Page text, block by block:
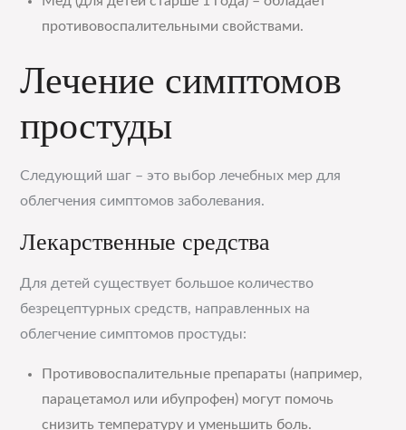
противовоспалительными свойствами.
Лечение симптомов
простуды
Следующий шаг – это выбор лечебных мер для
облегчения симптомов заболевания.
Лекарственные средства
Для детей существует большое количество
безрецептурных средств, направленных на
облегчение симптомов простуды:
Противовоспалительные препараты (например,
парацетамол или ибупрофен) могут помочь
снизить температуру и уменьшить боль.